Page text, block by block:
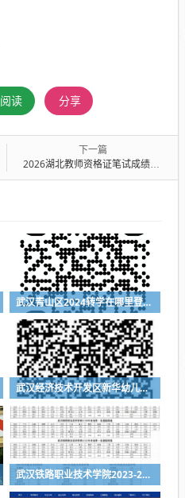
阅读 分享
下一篇
2026湖北教师资格证笔试成绩查询官网入口https://ntce.neea.edu.cn/
武汉青山区2024转学在哪里登记（登记入口+登记时间+所需材料）
武汉经济技术开发区新华幼儿园2024年秋季招生简章
武汉铁路职业技术学院2023-2025各省第一志愿投档线